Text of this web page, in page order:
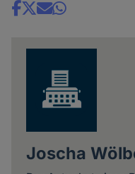
Share
Joscha